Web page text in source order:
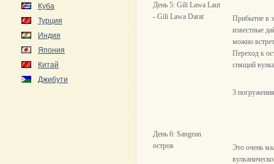
Куба
Турция
Индия
Япония
Китай
Джибути
День 5: Gili Lawa Laut
- Gili Lawa Darat
Прибытие в
известные
можно
Переход к
спящий
3
День 6: Sangean
остров
Это очень